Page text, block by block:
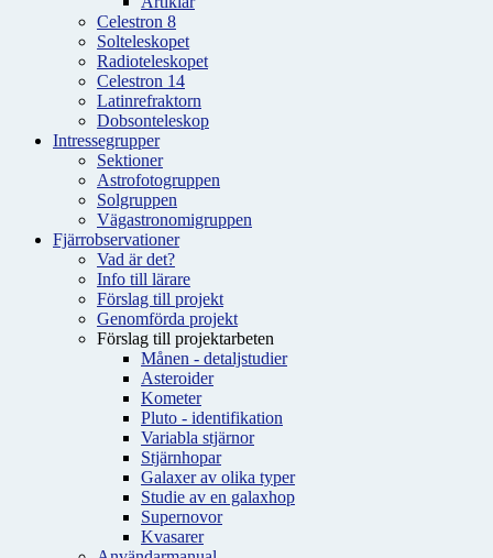
Celestron 8
Solteleskopet
Radioteleskopet
Celestron 14
Latinrefraktorn
Dobsonteleskop
Intressegrupper
Sektioner
Astrofotogruppen
Solgruppen
Vägastronomigruppen
Fjärrobservationer
Vad är det?
Info till lärare
Förslag till projekt
Genomförda projekt
Förslag till projektarbeten
Månen - detaljstudier
Asteroider
Kometer
Pluto - identifikation
Variabla stjärnor
Stjärnhopar
Galaxer av olika typer
Studie av en galaxhop
Supernovor
Kvasarer